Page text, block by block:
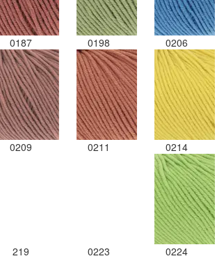
0187 0198 0206
0209 0211 0214
219 0223 0224